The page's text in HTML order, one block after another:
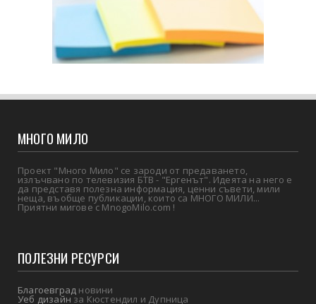
МНОГО МИЛО
Проект "Много Мило" се зароди от предаването,
излъчвано по телевизия БТВ - "Ергенът". Идеята на него е
да представя полезна информация, ценни съвети, мили
неща, въобще публикации, които са МНОГО МИЛИ...
Приятни мигове с MnogoMilo.com !
ПОЛЕЗНИ РЕСУРСИ
Благоевград новини
Уеб дизайнза Кюстендил и Дупница